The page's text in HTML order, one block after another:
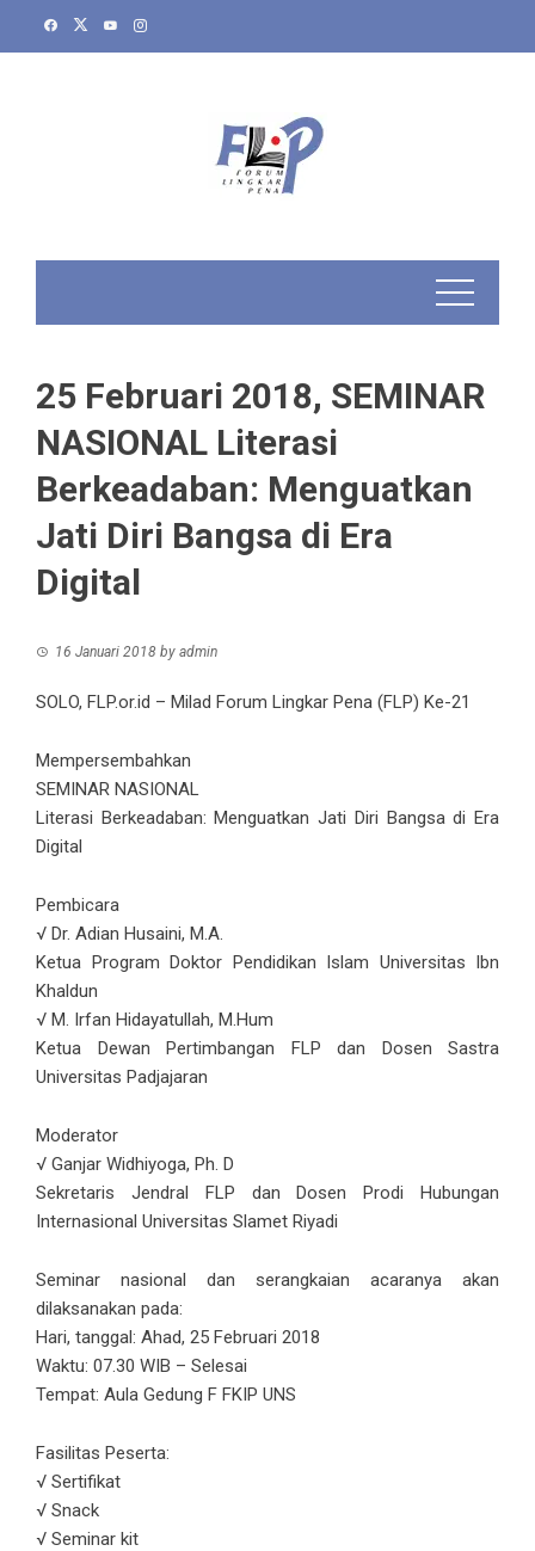
25 Februari 2018, SEMINAR
NASIONAL Literasi
Berkeadaban: Menguatkan
Jati Diri Bangsa di Era
Digital
16 Januari 2018 by admin
SOLO, FLP.or.id – Milad Forum Lingkar Pena (FLP) Ke-21
Mempersembahkan
SEMINAR NASIONAL
Literasi Berkeadaban: Menguatkan Jati Diri Bangsa di Era
Digital
Pembicara
√ Dr. Adian Husaini, M.A.
Ketua Program Doktor Pendidikan Islam Universitas Ibn
Khaldun
√ M. Irfan Hidayatullah, M.Hum
Ketua Dewan Pertimbangan FLP dan Dosen Sastra
Universitas Padjajaran
Moderator
√ Ganjar Widhiyoga, Ph. D
Sekretaris Jendral FLP dan Dosen Prodi Hubungan
Internasional Universitas Slamet Riyadi
Seminar nasional dan serangkaian acaranya akan
dilaksanakan pada:
Hari, tanggal: Ahad, 25 Februari 2018
Waktu: 07.30 WIB – Selesai
Tempat: Aula Gedung F FKIP UNS
Fasilitas Peserta:
√ Sertifikat
√ Snack
√ Seminar kit